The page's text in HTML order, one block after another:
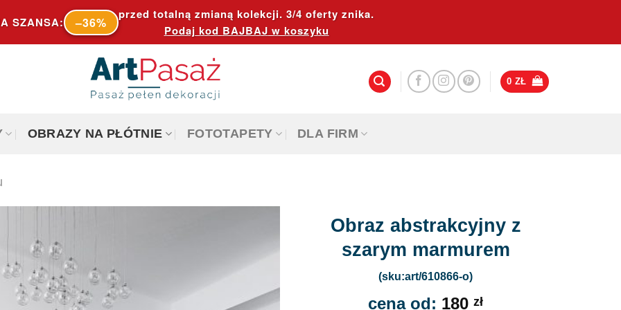
SZANSA: –36%
przed totalną zmianą kolekcji. 3/4 oferty znika.
Podaj kod BAJBAJ w koszyku
0 ZŁ
OBRAZY NA PŁÓTNIE FOTOTAPETY DLA FIRM
Obraz abstrakcyjny z
szarym marmurem
(sku:art/610866-o)
cena od: 180 zł